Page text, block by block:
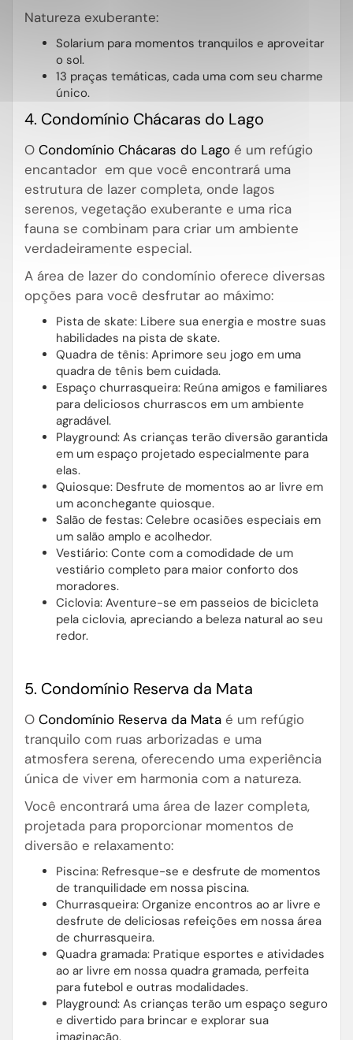
Natureza exuberante:
Solarium para momentos tranquilos e aproveitar
o sol.
13 praças temáticas, cada uma com seu charme
único.
4. Condomínio Chácaras do Lago
O Condomínio Chácaras do Lago é um refúgio
encantador em que você encontrará uma
estrutura de lazer completa, onde lagos
serenos, vegetação exuberante e uma rica
fauna se combinam para criar um ambiente
verdadeiramente especial.
A área de lazer do condomínio oferece diversas
opções para você desfrutar ao máximo:
Pista de skate: Libere sua energia e mostre suas
habilidades na pista de skate.
Quadra de tênis: Aprimore seu jogo em uma
quadra de tênis bem cuidada.
Espaço churrasqueira: Reúna amigos e familiares
para deliciosos churrascos em um ambiente
agradável.
Playground: As crianças terão diversão garantida
em um espaço projetado especialmente para
elas.
Quiosque: Desfrute de momentos ao ar livre em
um aconchegante quiosque.
Salão de festas: Celebre ocasiões especiais em
um salão amplo e acolhedor.
Vestiário: Conte com a comodidade de um
vestiário completo para maior conforto dos
moradores.
Ciclovia: Aventure-se em passeios de bicicleta
pela ciclovia, apreciando a beleza natural ao seu
redor.
5. Condomínio Reserva da Mata
O Condomínio Reserva da Mata é um refúgio
tranquilo com ruas arborizadas e uma
atmosfera serena, oferecendo uma experiência
única de viver em harmonia com a natureza.
Você encontrará uma área de lazer completa,
projetada para proporcionar momentos de
diversão e relaxamento:
Piscina: Refresque-se e desfrute de momentos
de tranquilidade em nossa piscina.
Churrasqueira: Organize encontros ao ar livre e
desfrute de deliciosas refeições em nossa área
de churrasqueira.
Quadra gramada: Pratique esportes e atividades
ao ar livre em nossa quadra gramada, perfeita
para futebol e outras modalidades.
Playground: As crianças terão um espaço seguro
e divertido para brincar e explorar sua
imaginação.